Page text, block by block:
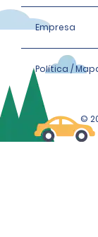
Empresa
Política /
©